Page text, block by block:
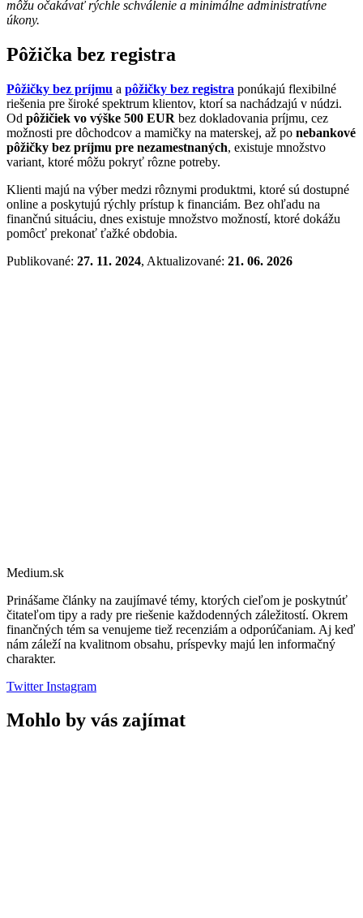
môžu očakávať rýchle schválenie a minimálne administratívne
úkony.
Pôžička bez registra
Pôžičky bez príjmu a pôžičky bez registra ponúkajú flexibilné
riešenia pre široké spektrum klientov, ktorí sa nachádzajú v núdzi.
Od pôžičiek vo výške 500 EUR bez dokladovania príjmu, cez
možnosti pre dôchodcov a mamičky na materskej, až po nebankové
pôžičky bez príjmu pre nezamestnaných, existuje množstvo
variant, ktoré môžu pokryť rôzne potreby.
Klienti majú na výber medzi rôznymi produktmi, ktoré sú dostupné
online a poskytujú rýchly prístup k financiám. Bez ohľadu na
finančnú situáciu, dnes existuje množstvo možností, ktoré dokážu
pomôcť prekonať ťažké obdobia.
Publikované: 27. 11. 2024, Aktualizované: 21. 06. 2026
Medium.sk
Prinášame články na zaujímavé témy, ktorých cieľom je poskytnúť
čitateľom tipy a rady pre riešenie každodenných záležitostí. Okrem
finančných tém sa venujeme tiež recenziám a odporúčaniam. Aj keď
nám záleží na kvalitnom obsahu, príspevky majú len informačný
charakter.
TwitterInstagram
Mohlo by vás zajímat